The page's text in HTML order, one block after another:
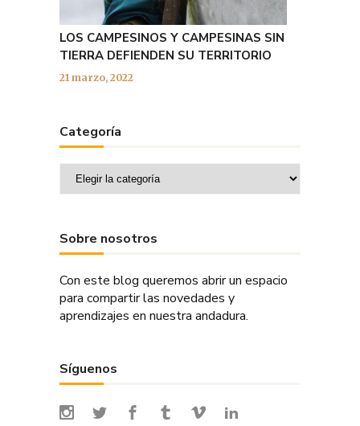
LOS CAMPESINOS Y CAMPESINAS SIN
TIERRA DEFIENDEN SU TERRITORIO
21 marzo, 2022
Categoría
Categoría
Sobre nosotros
Con este blog queremos abrir un espacio
para compartir las novedades y
aprendizajes en nuestra andadura.
Síguenos